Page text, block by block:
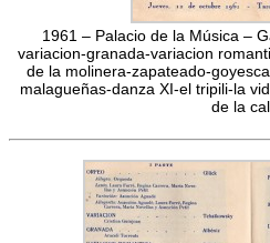
1961 – Palacio de la Música –
variacion-granada-variacion
de la molinera-zapateado-
malagueñas-danza XI-el tripili-la
de la